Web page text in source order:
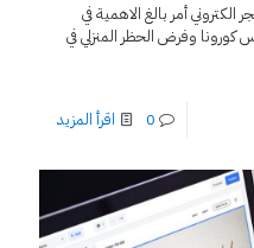
أمر بالغ الاهمية في
كورونا وفرض الحظر المنزلي في
0 اقرأ المزيد